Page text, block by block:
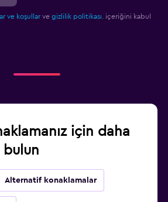
ve koşullar ve gizlilik politikası.
içeriğini kabul
için daha
bulun
Alternatif konaklamalar